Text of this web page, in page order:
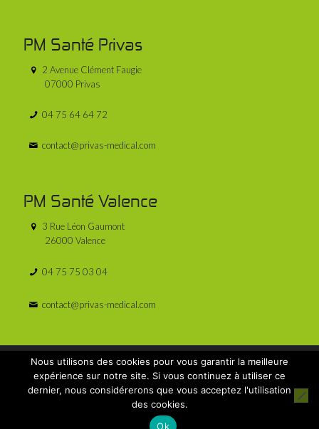
PM Santé Privas
2 Avenue Clément Faugie
07000 Privas
04 75 64 64 72
contact@privas-medical.com
PM Santé Valence
3 Rue Léon Gaumont
26000 Valence
04 75 75 03 04
contact@privas-medical.com
© 2025 PM Santé - Tous droits réservés - Réalisé par
Licom Développement|Mentions Légales
Conditions générales de vente et de location
Nous utilisons des cookies pour vous garantir la meilleure
expérience sur notre site. Si vous continuez à utiliser ce
dernier, nous considérerons que vous acceptez l'utilisation
des cookies.
Ok